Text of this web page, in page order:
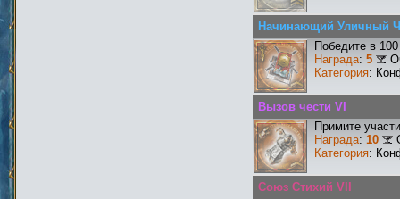
Начинающий Уличный
Победите в
Награда: 5
Категория:
Вызов чести VI
Примите
Награда: 10
Категория:
Союз Стихий VII